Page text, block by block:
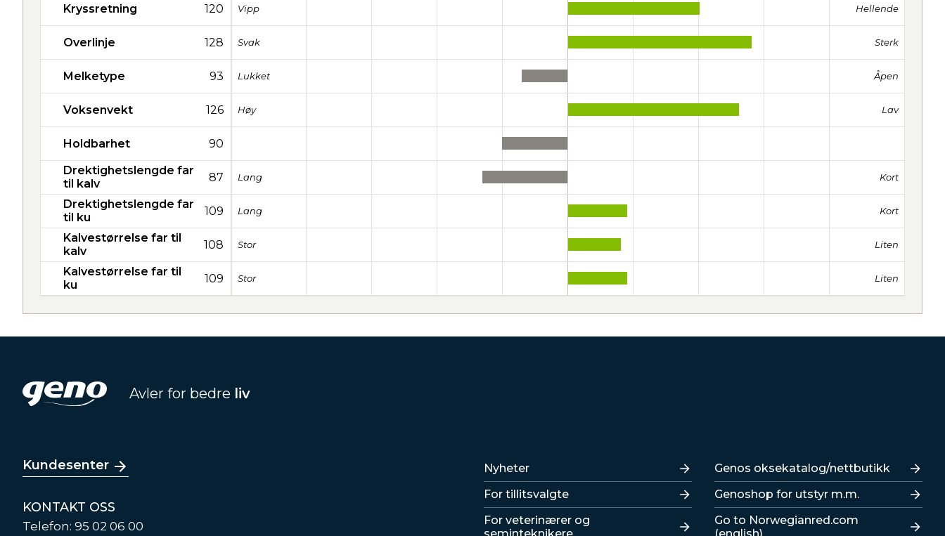
Kryssretning 120 Vipp Hellende
Overlinje 128 Svak Sterk
Melketype 93 Lukket Åpen
Voksenvekt 126 Høy Lav
Holdbarhet 90
Drektighetslengde far
til kalv
87 Lang Kort
Drektighetslengde far
til ku
109 Lang Kort
Kalvestørrelse far til
kalv
108 Stor Liten
Kalvestørrelse far til
ku
109 Stor Liten
Avler for bedre liv
Kundesenter
KONTAKT OSS
Telefon: 95 02 06 00
Lenker
Nyheter
For tillitsvalgte
For veterinærer og
seminteknikere
Lenker
Genos oksekatalog/nettbutikk
Genoshop for utstyr m.m.
Go to Norwegianred.com
(english)